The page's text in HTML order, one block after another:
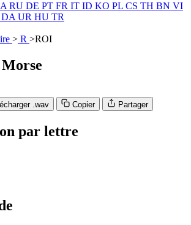
RU DE PT FR IT ID KO PL CS TH BN VI
DA UR HU TR
> R >ROI
.wav Copier Partager
par lettre